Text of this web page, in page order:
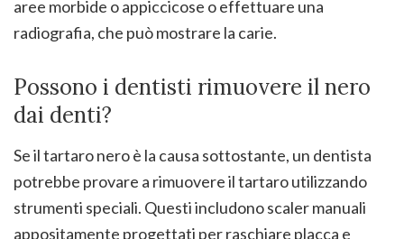
aree morbide o appiccicose o effettuare una
radiografia, che può mostrare la carie.
Possono i dentisti rimuovere il nero
dai denti?
Se il tartaro nero è la causa sottostante, un dentista
potrebbe provare a rimuovere il tartaro utilizzando
strumenti speciali. Questi includono scaler manuali
appositamente progettati per raschiare placca e